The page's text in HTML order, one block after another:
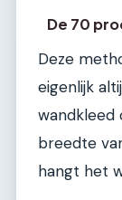
De 70
Deze
eigenlijk
breedte
hangt het